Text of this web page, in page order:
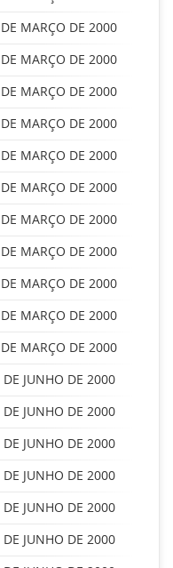
MARÇO DE 2000
MARÇO DE 2000
MARÇO DE 2000
MARÇO DE 2000
MARÇO DE 2000
MARÇO DE 2000
MARÇO DE 2000
MARÇO DE 2000
MARÇO DE 2000
MARÇO DE 2000
MARÇO DE 2000
JUNHO DE 2000
JUNHO DE 2000
JUNHO DE 2000
JUNHO DE 2000
JUNHO DE 2000
JUNHO DE 2000